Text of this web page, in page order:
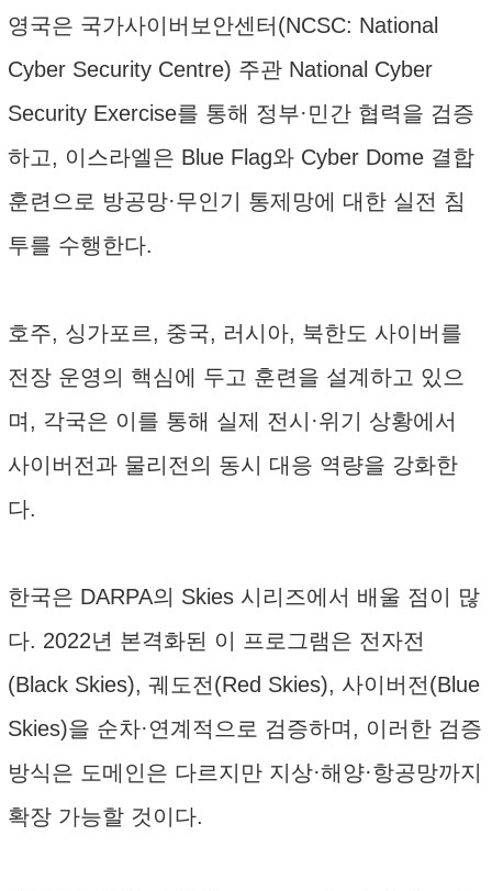
영국은 국가사이버보안센터(NCSC: National
Cyber Security Centre) 주관 National Cyber
Security Exercise를 통해 정부·민간 협력을 검증
하고, 이스라엘은 Blue Flag와 Cyber Dome 결합
훈련으로 방공망·무인기 통제망에 대한 실전 침
투를 수행한다.
호주, 싱가포르, 중국, 러시아, 북한도 사이버를
전장 운영의 핵심에 두고 훈련을 설계하고 있으
며, 각국은 이를 통해 실제 전시·위기 상황에서
사이버전과 물리전의 동시 대응 역량을 강화한
다.
한국은 DARPA의 Skies 시리즈에서 배울 점이 많
다. 2022년 본격화된 이 프로그램은 전자전
(Black Skies), 궤도전(Red Skies), 사이버전(Blue
Skies)을 순차·연계적으로 검증하며, 이러한 검증
방식은 도메인은 다르지만 지상·해양·항공망까지
확장 가능할 것이다.